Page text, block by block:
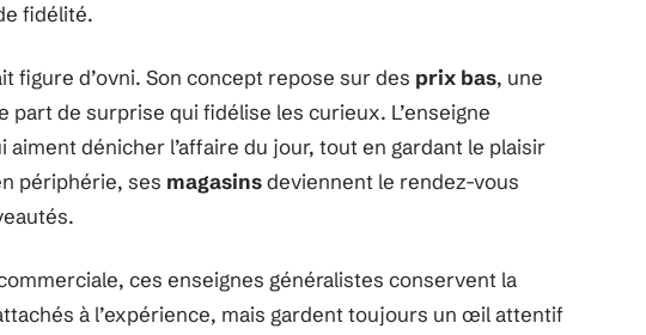
fidélité.
figure d’ovni. Son concept repose sur des prix bas, une
de surprise qui fidélise les curieux. L’enseigne
aiment dénicher l’affaire du jour, tout en gardant le plaisir
périphérie, ses magasinsdeviennent le rendez-vous
ces enseignes généralistes conservent la
à l’expérience, mais gardent toujours un œil attentif